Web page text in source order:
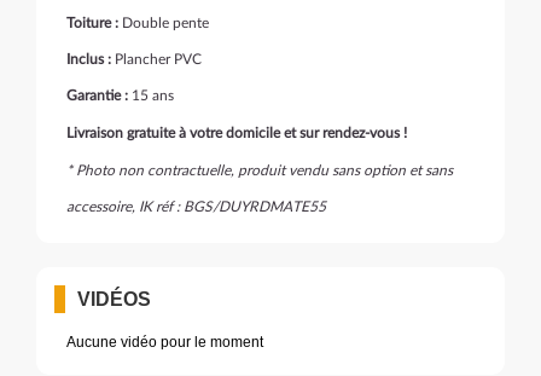
Toiture : Double pente
Inclus : Plancher PVC
Garantie : 15 ans
Livraison gratuite à votre domicile et sur rendez-vous !
* Photo non contractuelle, produit vendu sans option et sans
accessoire, IK réf : BGS/DUYRDMATE55
VIDÉOS
Aucune vidéo pour le moment